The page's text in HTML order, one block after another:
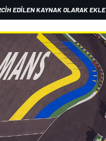
EDILEN KAYNAK OLARAK EKLE